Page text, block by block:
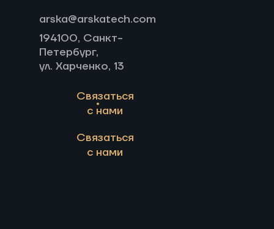
arska@arskatech.com
194100, Санкт-
Петербург,
ул. Харченко, 13
Связаться
с нами
Связаться
с нами